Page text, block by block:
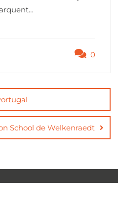
0
School de Welkenraedt